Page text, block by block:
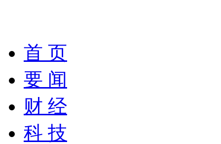
首 页
要 闻
财 经
科 技